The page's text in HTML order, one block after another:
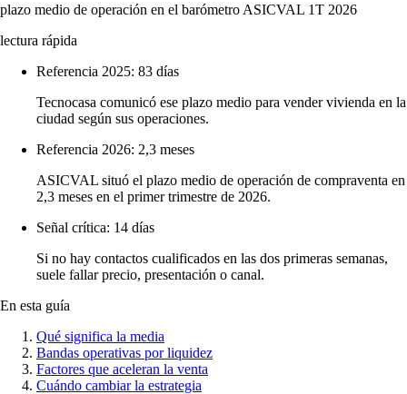
plazo medio de operación en el barómetro ASICVAL 1T 2026
lectura rápida
Referencia 2025: 83 días
Tecnocasa comunicó ese plazo medio para vender vivienda en la
ciudad según sus operaciones.
Referencia 2026: 2,3 meses
ASICVAL situó el plazo medio de operación de compraventa en
2,3 meses en el primer trimestre de 2026.
Señal crítica: 14 días
Si no hay contactos cualificados en las dos primeras semanas,
suele fallar precio, presentación o canal.
En esta guía
Qué significa la media
Bandas operativas por liquidez
Factores que aceleran la venta
Cuándo cambiar la estrategia